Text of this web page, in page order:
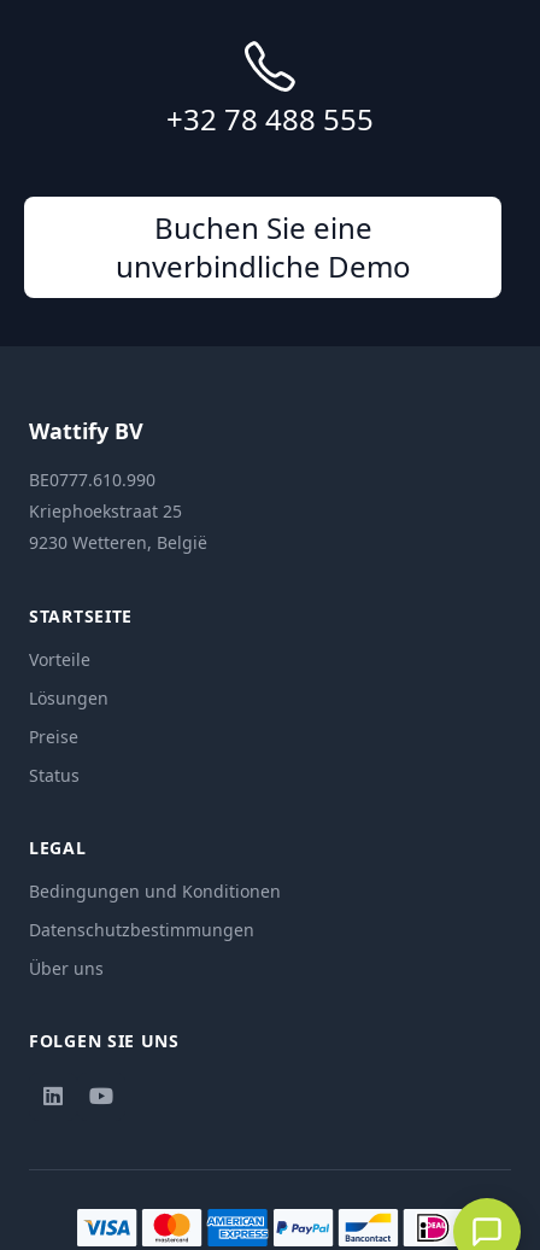
+32 78 488 555
Buchen Sie eine
unverbindliche Demo
Wattify BV
BE0777.610.990
Kriephoekstraat 25
9230 Wetteren, België
STARTSEITE
Vorteile
Lösungen
Preise
Status
LEGAL
Bedingungen und Konditionen
Datenschutzbestimmungen
Über uns
FOLGEN SIE UNS